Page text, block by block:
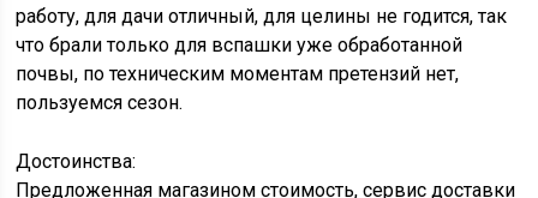
работу, для дачи отличный, для целины не годится, так
что брали только для вспашки уже обработанной
почвы, по техническим моментам претензий нет,
пользуемся сезон.
Достоинства:
Предложенная магазином стоимость, сервис доставки